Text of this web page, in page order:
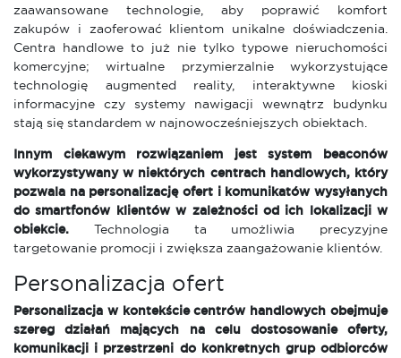
zaawansowane technologie, aby poprawić komfort
zakupów i zaoferować klientom unikalne doświadczenia.
Centra handlowe to już nie tylko typowe nieruchomości
komercyjne; wirtualne przymierzalnie wykorzystujące
technologię augmented reality, interaktywne kioski
informacyjne czy systemy nawigacji wewnątrz budynku
stają się standardem w najnowocześniejszych obiektach.
Innym ciekawym rozwiązaniem jest system beaconów
wykorzystywany w niektórych centrach handlowych, który
pozwala na personalizację ofert i komunikatów wysyłanych
do smartfonów klientów w zależności od ich lokalizacji w
obiekcie. Technologia ta umożliwia precyzyjne
targetowanie promocji i zwiększa zaangażowanie klientów.
Personalizacja ofert
Personalizacja w kontekście centrów handlowych obejmuje
szereg działań mających na celu dostosowanie oferty,
komunikacji i przestrzeni do konkretnych grup odbiorców